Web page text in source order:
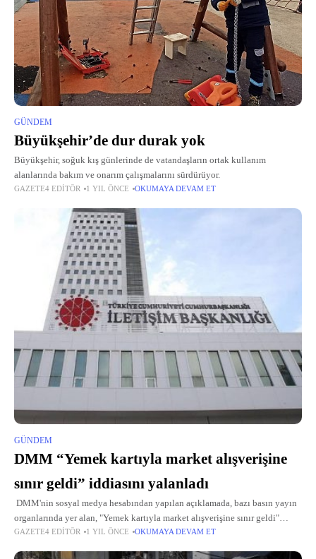
GÜNDEM
Büyükşehir’de dur durak yok
Büyükşehir, soğuk kış günlerinde de vatandaşların ortak kullanım
alanlarında bakım ve onarım çalışmalarını sürdürüyor.
GAZETE4 EDITÖR 1 YIL ÖNCE OKUMAYA DEVAM ET
GÜNDEM
DMM “Yemek kartıyla market alışverişine
sınır geldi” iddiasını yalanladı
DMM'nin sosyal medya hesabından yapılan açıklamada, bazı basın yayın
organlarında yer alan, "Yemek kartıyla market alışverişine sınır geldi"
iddiasının doğru olmadığı belirtildi. Sosyal Güvenlik Kurumunun (SGK),
GAZETE4 EDITÖR 1 YIL ÖNCE OKUMAYA DEVAM ET